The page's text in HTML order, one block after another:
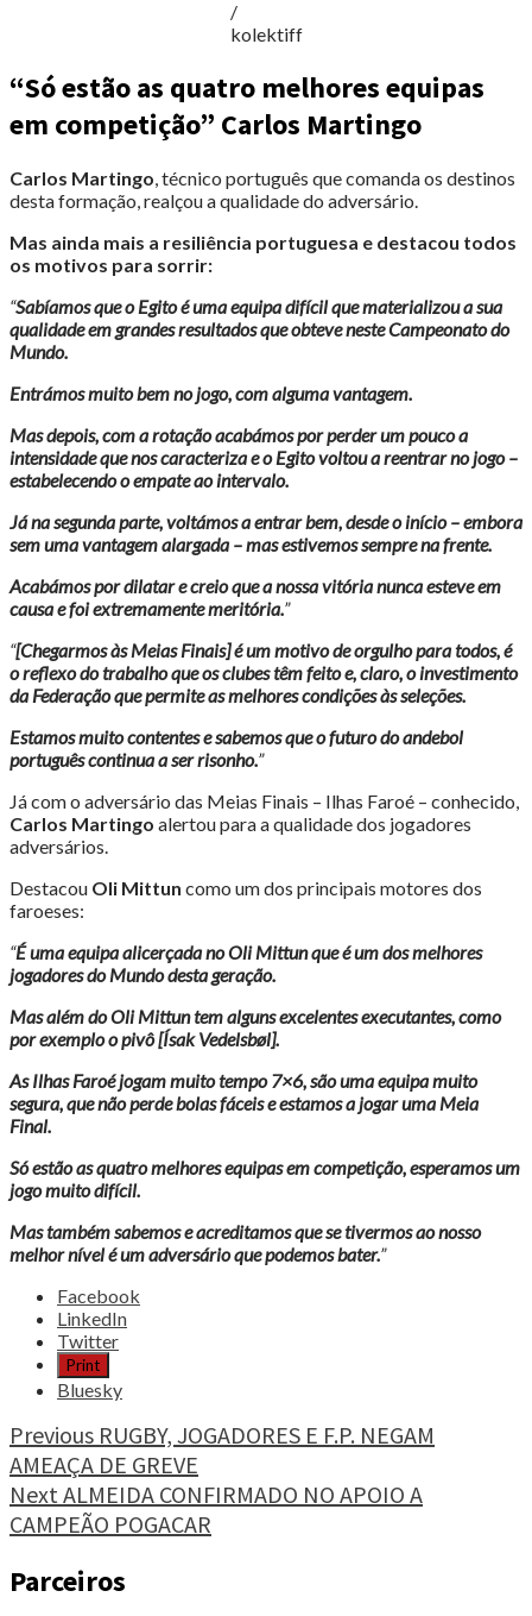
/
kolektiff
“Só estão as quatro melhores equipas
em competição” Carlos Martingo
Carlos Martingo, técnico português que comanda os destinos
desta formação, realçou a qualidade do adversário.
Mas ainda mais a resiliência portuguesa e destacou todos
os motivos para sorrir:
“Sabíamos que o Egito é uma equipa difícil que materializou a sua
qualidade em grandes resultados que obteve neste Campeonato do
Mundo.
Entrámos muito bem no jogo, com alguma vantagem.
Mas depois, com a rotação acabámos por perder um pouco a
intensidade que nos caracteriza e o Egito voltou a reentrar no jogo –
estabelecendo o empate ao intervalo.
Já na segunda parte, voltámos a entrar bem, desde o início – embora
sem uma vantagem alargada – mas estivemos sempre na frente.
Acabámos por dilatar e creio que a nossa vitória nunca esteve em
causa e foi extremamente meritória.”
“[Chegarmos às Meias Finais] é um motivo de orgulho para todos, é
o reflexo do trabalho que os clubes têm feito e, claro, o investimento
da Federação que permite as melhores condições às seleções.
Estamos muito contentes e sabemos que o futuro do andebol
português continua a ser risonho.”
Já com o adversário das Meias Finais – Ilhas Faroé – conhecido,
Carlos Martingo alertou para a qualidade dos jogadores
adversários.
Destacou Oli Mittun como um dos principais motores dos
faroeses:
“É uma equipa alicerçada no Oli Mittun que é um dos melhores
jogadores do Mundo desta geração.
Mas além do Oli Mittun tem alguns excelentes executantes, como
por exemplo o pivô [Ísak Vedelsbøl].
As Ilhas Faroé jogam muito tempo 7×6, são uma equipa muito
segura, que não perde bolas fáceis e estamos a jogar uma Meia
Final.
Só estão as quatro melhores equipas em competição, esperamos um
jogo muito difícil.
Mas também sabemos e acreditamos que se tivermos ao nosso
melhor nível é um adversário que podemos bater.”
Share
post
"PORTUGAL
NAS
FINAIS
IHF
WORLD
CHAMPIONSHIP"
Facebook
LinkedIn
Twitter
Print
Bluesky
Continue
Reading
Previous RUGBY, JOGADORES E F.P. NEGAM
AMEAÇA DE GREVE
NextALMEIDA CONFIRMADO NO APOIO A
CAMPEÃO POGACAR
Parceiros